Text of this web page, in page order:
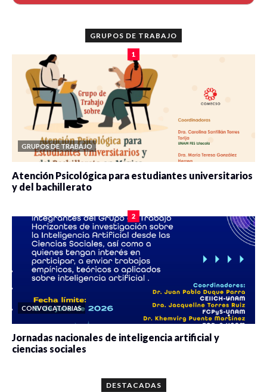
GRUPOS DE TRABAJO
1
GRUPOS DE TRABAJO
Atención Psicológica para estudiantes universitarios
y del bachillerato
2
CONVOCATORIAS
Jornadas nacionales de inteligencia artificial y
ciencias sociales
DESTACADAS